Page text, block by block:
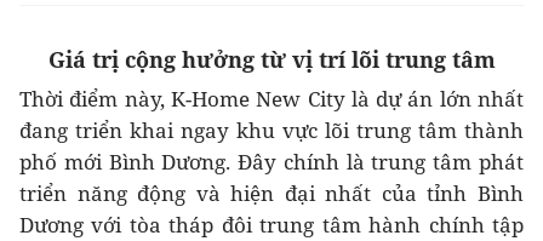
Giá trị cộng hưởng từ vị trí lõi trung tâm
Thời điểm này, K-Home New City là dự án lớn nhất
đang triển khai ngay khu vực lõi trung tâm thành
phố mới Bình Dương. Đây chính là trung tâm phát
triển năng động và hiện đại nhất của tỉnh Bình
Dương với tòa tháp đôi trung tâm hành chính tập